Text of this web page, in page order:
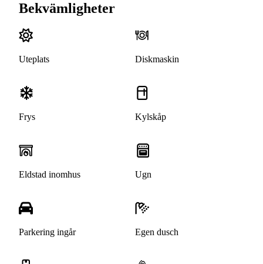
Bekvämligheter
Uteplats Diskmaskin
Frys Kylskåp
Eldstad inomhus Ugn
Parkering ingår Egen dusch